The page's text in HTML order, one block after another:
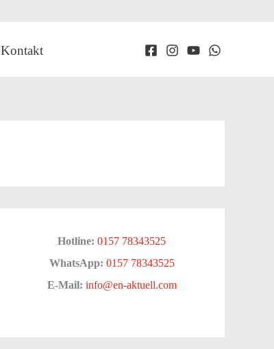
Kontakt
Hotline: 0157 78343525
WhatsApp: 0157 78343525
E-Mail: info@en-aktuell.com